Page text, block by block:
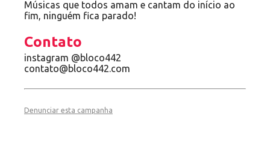
Músicas que todos amam e cantam do início ao
fim, ninguém fica parado!
Contato
instagram @bloco442
contato@bloco442.com
Denunciar esta campanha